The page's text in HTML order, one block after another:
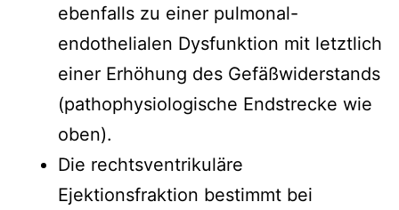
ebenfalls zu einer pulmonal-
endothelialen Dysfunktion mit letztlich
einer Erhöhung des Gefäßwiderstands
(pathophysiologische Endstrecke wie
oben).
Die rechtsventrikuläre
Ejektionsfraktion bestimmt bei